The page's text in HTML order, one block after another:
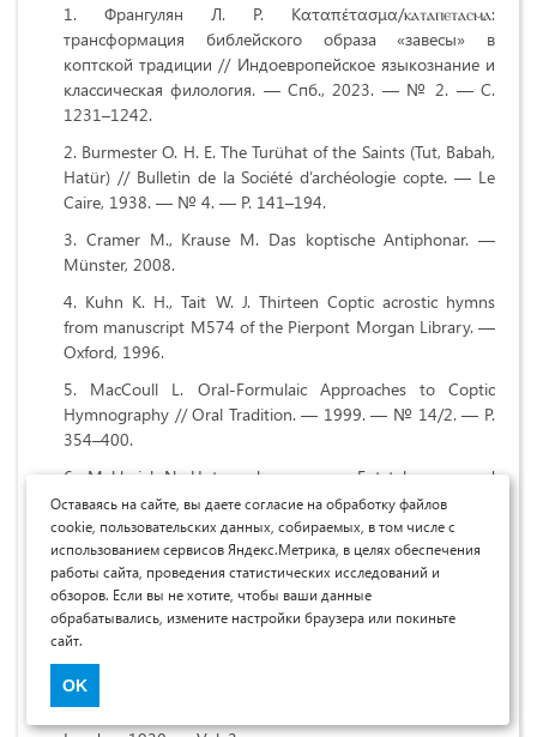
Франгулян Л. Р. Καταπέτασμα/ⲕⲁⲧⲁⲡⲉⲧⲁⲥⲙⲁ:
трансформация библейского образа «завесы» в
коптской традиции // Индоевропейское языкознание и
классическая филология. — Спб., 2023. — № 2. — С.
1231–1242.
Burmester O. H. E. The Turühat of the Saints (Tut, Babah,
Hatür) // Bulletin de la Société d’archéologie copte. — Le
Caire, 1938. — № 4. — P. 141–194.
Cramer M., Krause M. Das koptische Antiphonar. —
Münster, 2008.
Kuhn K. H., Tait W. J. Thirteen Coptic acrostic hymns
from manuscript M574 of the Pierpont Morgan Library. —
Oxford, 1996.
MacCoull L. Oral-Formulaic Approaches to Coptic
Hymnography // Oral Tradition. — 1999. — № 14/2. — P.
354–400.
Mekhaiel N. Untersuchungen zur Entstehungs- und
Überlieferungsgeschichte des koptischen Difnars anhand
der Hymnen der letzten vier Monate des koptischen
Jahres. — Aschendorff, 2010.
O’Leary D. L. The Difnar of the Coptic Church. —
London, 1926. — Vol. 1.
London, 1928. — Vol. 2.
O’Leary D. L. The Difnar of the Coptic Church. —
Оставаясь на сайте, вы даете согласие на обработку файлов
cookie, пользовательских данных, собираемых, в том числе с
использованием сервисов Яндекс.Метрика, в целях обеспечения
работы сайта, проведения статистических исследований и
обзоров. Если вы не хотите, чтобы ваши данные
обрабатывались, измените настройки браузера или покиньте
сайт.
OK